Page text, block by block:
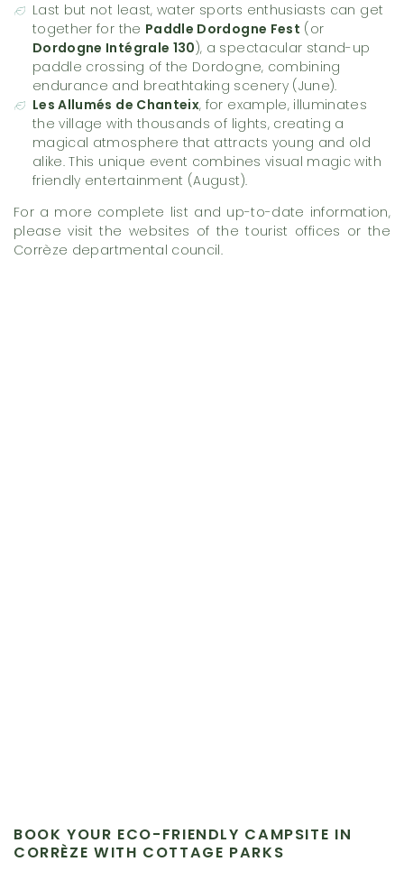
Last but not least, water sports enthusiasts can get
together for the Paddle Dordogne Fest (or
Dordogne Intégrale 130), a spectacular stand-up
paddle crossing of the Dordogne, combining
endurance and breathtaking scenery (June).
Les Allumés de Chanteix, for example, illuminates
the village with thousands of lights, creating a
magical atmosphere that attracts young and old
alike. This unique event combines visual magic with
friendly entertainment (August).
For a more complete list and up-to-date information,
please visit the websites of the tourist offices or the
Corrèze departmental council.
BOOK YOUR ECO-FRIENDLY CAMPSITE IN
CORRÈZE WITH COTTAGE PARKS